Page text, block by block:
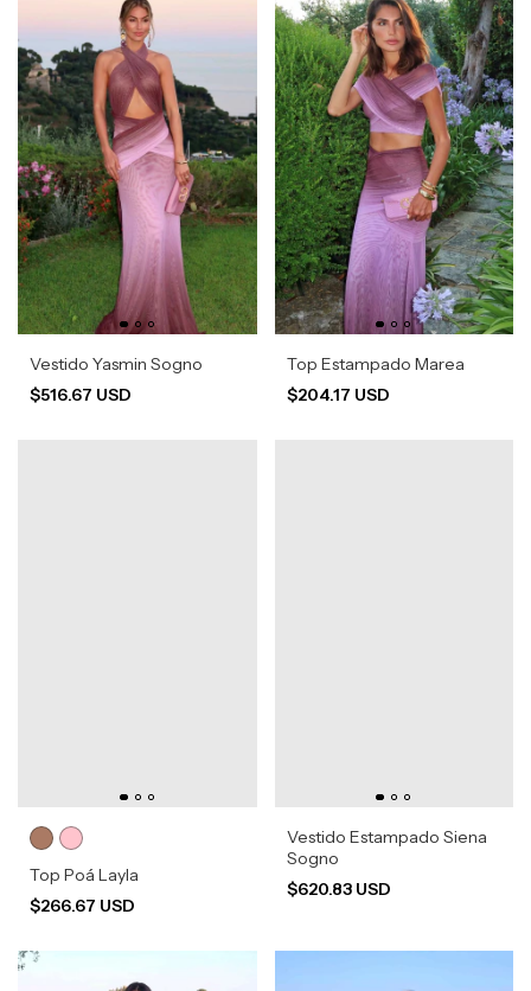
Vestido Yasmin Sogno
$516.67 USD
Top Estampado Marea
$204.17 USD
Top Poá Layla
$266.67 USD
Vestido Estampado Siena
Sogno
$620.83 USD